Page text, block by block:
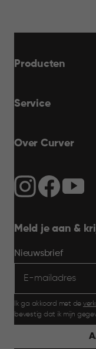
Producten
Service
Over Curver
Meld je aan &
Nieuwsbrief
Ik ga akkoord met de
bevestig dat ik mijn